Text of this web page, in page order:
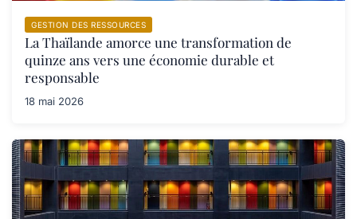
GESTION DES RESSOURCES
La Thaïlande amorce une transformation de
quinze ans vers une économie durable et
responsable
18 mai 2026